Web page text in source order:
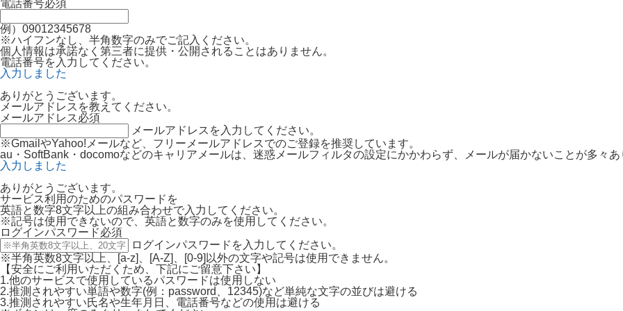
電話番号必須
例）09012345678
※ハイフンなし、半角数字のみでご記入ください。
個人情報は承諾なく第三者に提供・公開されることはありません。
電話番号を入力してください。
入力しました
ありがとうございます。
メールアドレスを教えてください。
メールアドレス必須
メールアドレスを入力してください。
※GmailやYahoo!メールなど、フリーメールアドレスでのご登録を推奨しています。
au・SoftBank・docomoなどのキャリアメールは、迷惑メールフィルタの設定にかかわらず、メールが届かないことが多々あ
入力しました
ありがとうございます。
サービス利用のためのパスワードを
英語と数字8文字以上の組み合わせで入力してください。
※記号は使用できないので、英語と数字のみを使用してください。
ログインパスワード必須
ログインパスワードを入力してください。
※半角英数8文字以上、[a-z]、[A-Z]、[0-9]以外の文字や記号は使用できません。
【安全にご利用いただくため、下記にご留意下さい】
1.他のサービスで使用しているパスワードは使用しない
2.推測されやすい単語や数字(例：password、12345)など単純な文字の並びは避ける
3.推測されやすい氏名や生年月日、電話番号などの使用は避ける